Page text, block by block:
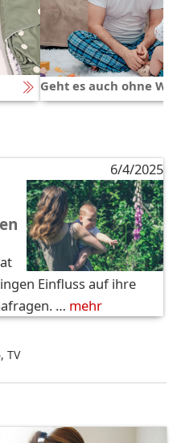
Geht es auch ohne
6/4/2025
Einfluss auf ihre
… mehr
, TV